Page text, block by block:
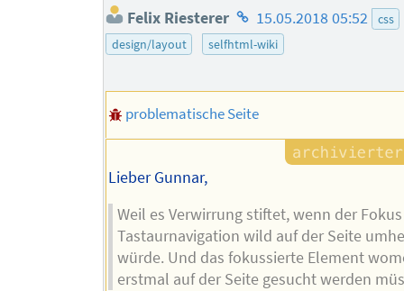
Felix Riesterer Homepage
des
15.05.2018 05:52
css
design/layout
selfhtml-wiki
problematische Seite
Lieber Gunnar,
Weil es Verwirrung stiftet, wenn der
Tastaurnavigation wild auf der Seite
würde. Und das fokussierte Element
erstmal auf der Seite gesucht werden